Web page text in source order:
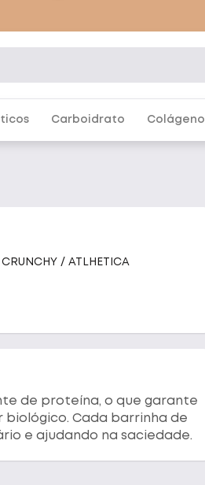
Carboidrato Colágeno
de proteína, o que garante
biológico. Cada barrinha de
e ajudando na saciedade.